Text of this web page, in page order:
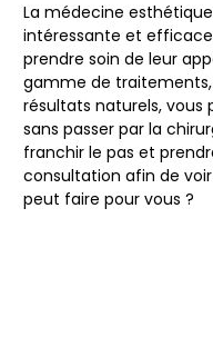
La médecine
intéressante et
prendre soin de leur
gamme de traitements,
résultats naturels, vous
sans passer par la
franchir le pas et
consultation afin de
peut faire pour vous ?